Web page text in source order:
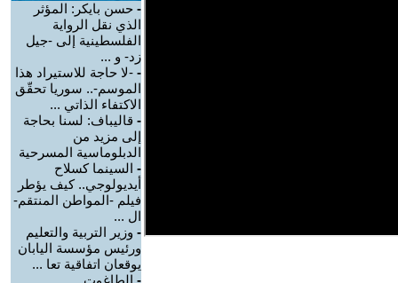
- حسن بايكر: المؤثر
الذي نقل الرواية
الفلسطينية إلى -جيل
زد- و ...
- -لا حاجة للاستيراد هذا
الموسم-.. سوريا تحقّق
الاكتفاء الذاتي ...
- قاليباف: لسنا بحاجة
إلى مزيد من
الدبلوماسية المسرحية
- السينما كسلاح
أيديولوجي.. كيف يؤطر
فيلم -المواطن المنتقم-
ال ...
- وزير التربية والتعليم
ورئيس مؤسسة اليابان
يوقعان اتفاقية تعا ...
- الطاغوت